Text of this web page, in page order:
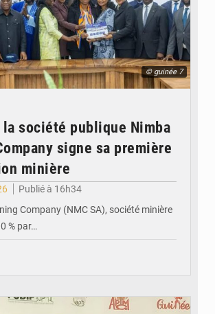
© guinée 7
la société publique Nimba
signe sa première
minière
Publié à 16h34
Company (NMC SA), société minière
% par…